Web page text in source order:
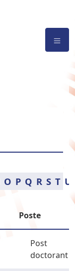
O P Q R S T U
Poste
Post
doctorant